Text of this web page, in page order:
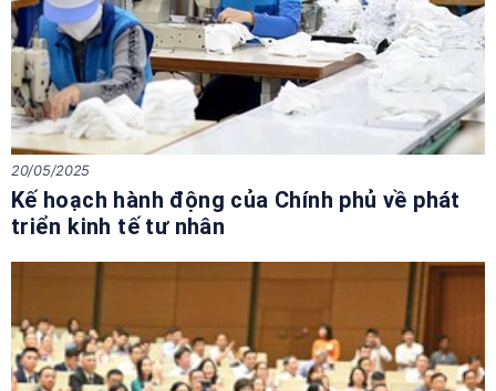
Kế hoạch hành động của Chính phủ về phát
triển kinh tế tư nhân
20/05/2025